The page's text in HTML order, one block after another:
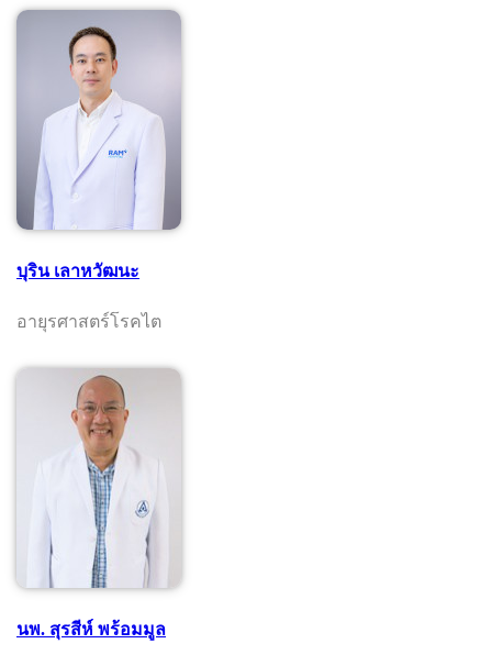
บุริน เลาหวัฒนะ
อายุรศาสตร์โรคไต
นพ. สุรสีห์ พร้อมมูล